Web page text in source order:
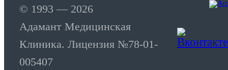
© 1993 — 2026
Адамант Медицинская
Клиника. Лицензия №78-01-
005407